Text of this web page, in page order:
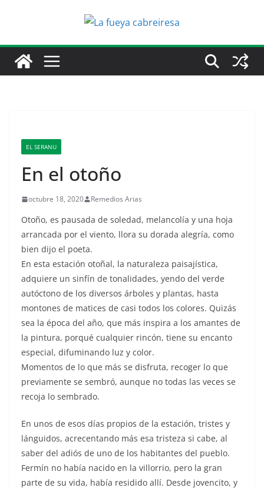
EL SERANU
En el otoño
octubre 18, 2020 Remedios Arias
Otoño, es pausada de soledad, melancolía y una hoja
arrancada por el viento, llora su dorada alegría, como
bien dijo el poeta.
En esta estación otoñal, la naturaleza paisajística,
adquiere un sinfín de tonalidades, yendo del verde
autóctono de los diversos árboles y plantas, hasta
montones de matices de casi todos los colores. Quizás
sea la época del año, que más inspira a los amantes de
la pintura, porqué cualquier rincón, tiene su encanto
especial, difuminando luz y color.
Momentos de lo que más se disfruta, recoger lo que
previamente se sembró, aunque no todas las veces se
recoja lo sembrado.
En unos de esos días propios de la estación, tristes y
lánguidos, acrecentando más esa tristeza si cabe, al
saber del adiós de uno de los habitantes del pueblo.
Fermín no había nacido en la villorrio, pero la gran
parte de su vida, había residido allí. Desde jovencito, y